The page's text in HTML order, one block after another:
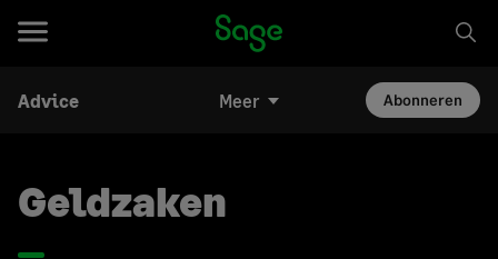
Advice Meer Abonneren
Geldzaken